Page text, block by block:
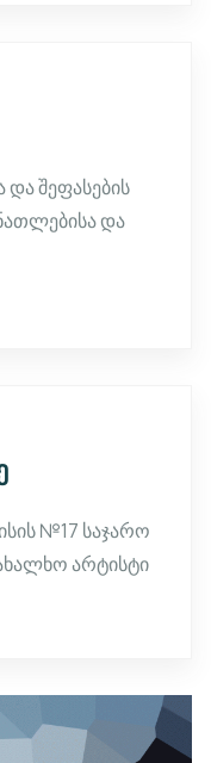
შეფასების
და
№17 საჯარო
არტისტი